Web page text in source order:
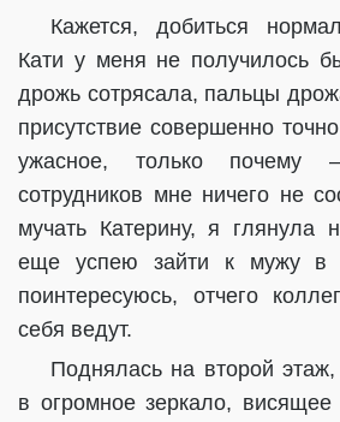
Кажется, добиться
Кати у меня не получилось
дрожь сотрясала, пальцы
присутствие совершенно
ужасное, только
сотрудников мне ничего не
мучать Катерину, я глянула
еще успею зайти к мужу в
поинтересуюсь, отчего
себя ведут.
Поднялась на второй
в огромное зеркало,